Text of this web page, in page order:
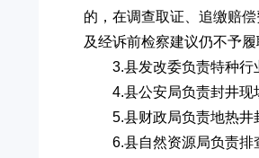
的，在调查取证、追缴赔
及经诉前检察建议仍不予
3.县发改委负责特种
4.县公安局负责封井
5.县财政局负责地热井
6.县自然资源局负责